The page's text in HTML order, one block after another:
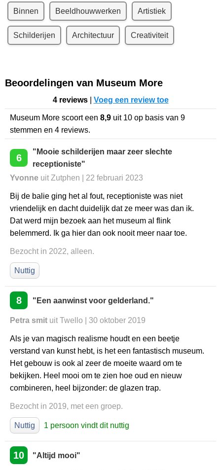
Binnen Beeldhouwwerken Artistiek
Schilderijen Architectuur Creativiteit
Beoordelingen van Museum More
4 reviews| Voeg een review toe
Museum More scoort een 8,9 uit 10 op basis van 9
stemmen en 4 reviews.
6
"Mooie schilderijen maar zeer slechte
receptioniste"
Yvonne uit Zutphen | 22 februari 2023
Bij de balie ging het al fout, receptioniste was niet
vriendelijk en dacht duidelijk dat ze meer was dan ik.
Dat werd mijn bezoek aan het museum al flink
belemmerd. Ik ga hier dan ook nooit meer naar toe.
Bezocht in 2022, alleen.
Nuttig
8 "Een aanwinst voor gelderland."
Petra smit uit Twello | 30 oktober 2019
Als je van magisch realisme houdt en een beetje
verstand van kunst hebt, is het een fantastisch museum.
Het gebouw is ook al zeer de moeite waard om te
bekijken. Heel mooi om te zien hoe oud en nieuw
combineren, heel bijzonder: de glazen trap.
Bezocht in 2019, met een groep.
Nuttig 1 persoon vindt dit nuttig
10 "Altijd mooi"